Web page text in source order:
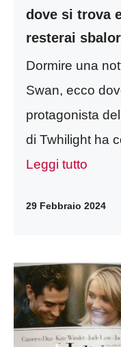
dove si trova
resterai
Dormire una
Swan, ecco
protagonista
di Twhilight ha
Leggi tutto
29 Febbraio 2024